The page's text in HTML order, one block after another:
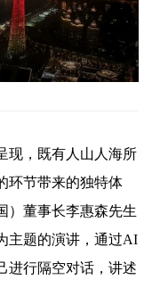
现，既有人山人海所
环节带来的独特体
）董事长李惠森先生
主题的演讲，通过AI
进行隔空对话，讲述